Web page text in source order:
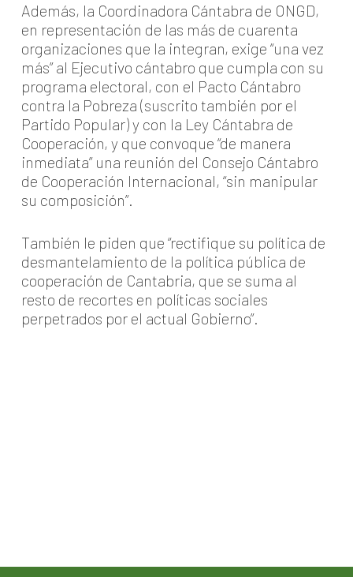
Además, la Coordinadora Cántabra de ONGD,
en representación de las más de cuarenta
organizaciones que la integran, exige “una vez
más” al Ejecutivo cántabro que cumpla con su
programa electoral, con el Pacto Cántabro
contra la Pobreza (suscrito también por el
Partido Popular) y con la Ley Cántabra de
Cooperación, y que convoque “de manera
inmediata” una reunión del Consejo Cántabro
de Cooperación Internacional, “sin manipular
su composición”.
También le piden que “rectifique su política de
desmantelamiento de la política pública de
cooperación de Cantabria, que se suma al
resto de recortes en políticas sociales
perpetrados por el actual Gobierno”.